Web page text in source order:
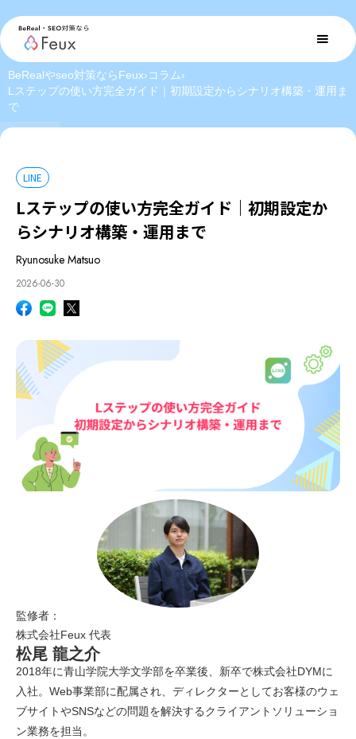
BeRealやseo対策ならFeux›コラム›
Lステップの使い方完全ガイド｜初期設定からシナリオ構築・運用ま
で
LINE
Lステップの使い方完全ガイド｜初期設定か
らシナリオ構築・運用まで
Ryunosuke Matsuo
2026-06-30
監修者：
株式会社Feux 代表
松尾 龍之介
2018年に青山学院大学文学部を卒業後、新卒で株式会社DYMに
入社。Web事業部に配属され、ディレクターとしてお客様のウェ
ブサイトやSNSなどの問題を解決するクライアントソリューショ
ン業務を担当。